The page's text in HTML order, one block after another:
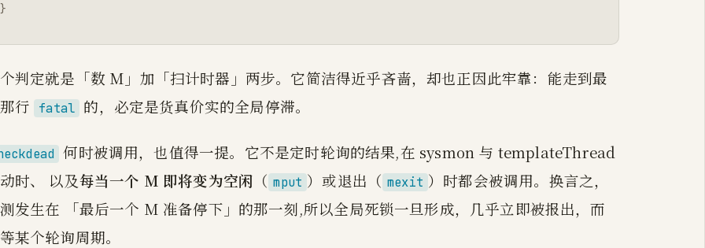
}
判定就是「数 M」加「扫计时器」两步。它简洁得近乎吝啬，却也正因此牢靠：能走到最
行 fatal 的，必定是货真价实的全局停滞。
何时被调用，也值得一提。它不是定时轮询的结果,在 sysmon 与 templateThread
时、 以及每当一个 M 即将变为空闲 （ mput ）或退出（ mexit ）时都会被调用。换言之，
发生在 「最后一个 M 准备停下」的那一刻,所以全局死锁一旦形成，几乎立即被报出，而
某个轮询周期。